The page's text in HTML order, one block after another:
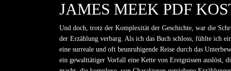
JAMES MEEK PDF
Und doch, trotz der Komplexität der Geschichte, war die
der Erzählung verbarg. Als ich das Buch schloss, fühlte ich
eine surreale und oft beunruhigende Reise durch das
ein gewalttätiger Vorfall eine Kette von Ereignissen auslöst,